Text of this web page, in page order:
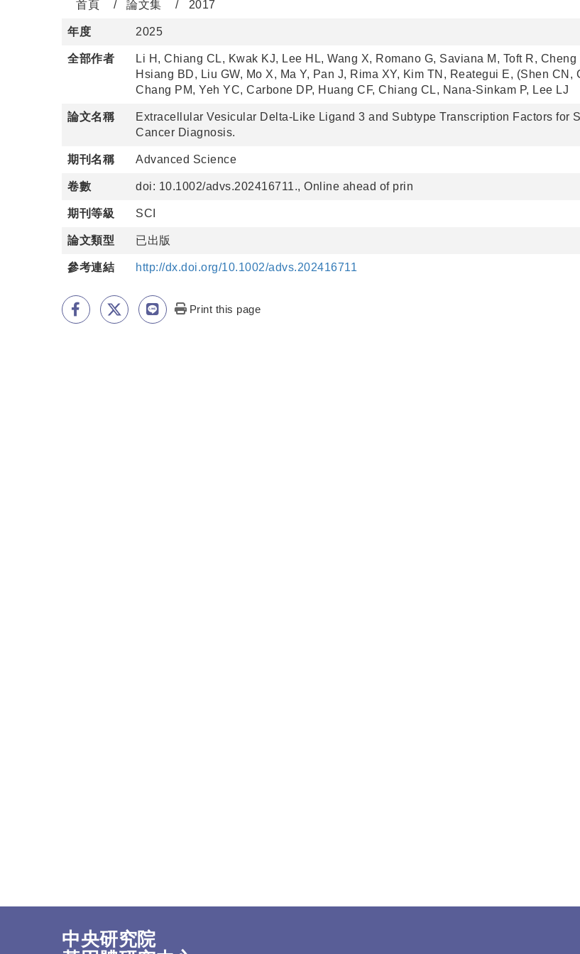
首頁 論文集 2017
年度 2025
全部作者
Li H, Chiang CL, Kwak KJ, Lee HL, Wang X, Romano G, Saviana M, Toft R, Cheng
Hsiang BD, Liu GW, Mo X, Ma Y, Pan J, Rima XY, Kim TN, Reategui E, (Shen CN,
Chang PM, Yeh YC, Carbone DP, Huang CF, Chiang CL, Nana-Sinkam P, Lee LJ
論文名稱
Extracellular Vesicular Delta-Like Ligand 3 and Subtype Transcription Factors for
Cancer Diagnosis.
期刊名稱 Advanced Science
卷數 doi: 10.1002/advs.202416711., Online ahead of prin
期刊等級 SCI
論文類型 已出版
參考連結 http://dx.doi.org/10.1002/advs.202416711
Print this page
中央研究院